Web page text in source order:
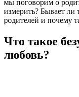
мы поговорим о
измерить? Бывает ли
родителей и почему
Что такое
любовь?